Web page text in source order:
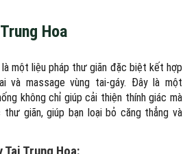
Hoa
một liệu pháp thư giãn đặc biệt kết hợp
và massage vùng tai-gáy. Đây là một
không chỉ giúp cải thiện thính giác mà
thư giãn, giúp bạn loại bỏ căng thẳng và
Tai Trung Hoa: